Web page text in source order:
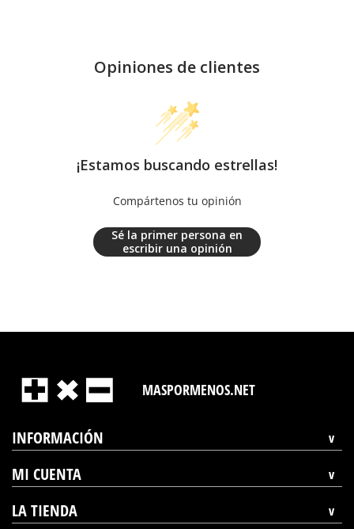
Opiniones de clientes
¡Estamos buscando estrellas!
Compártenos tu opinión
Sé la primer persona en
escribir una opinión
MASPORMENOS.NET
INFORMACIÓN
MI CUENTA
LA TIENDA